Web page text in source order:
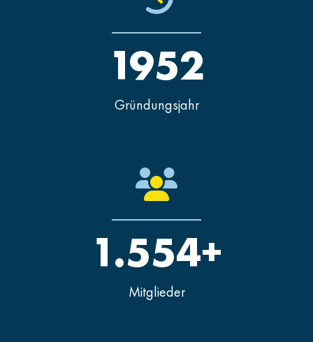
Gründungsjahr
1952
Mitglieder
1.554+